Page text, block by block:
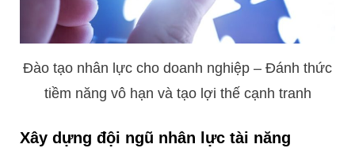
Đào tạo nhân lực cho doanh nghiệp – Đánh thức
tiềm năng vô hạn và tạo lợi thế cạnh tranh
Xây dựng đội ngũ nhân lực tài năng